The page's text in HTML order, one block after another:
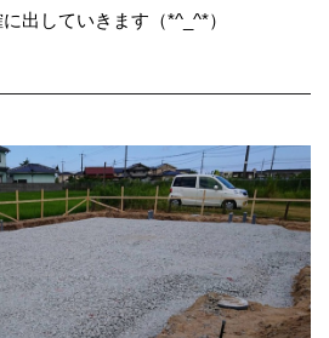
出していきます（*^_^*）